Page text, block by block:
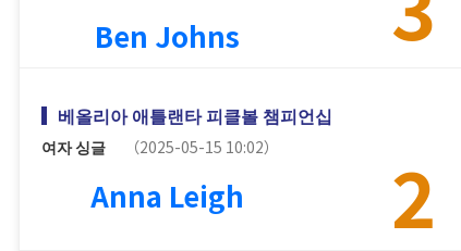
Ben Johns
베올리아 애틀랜타 피클볼 챔피언십
여자 싱글 （2025-05-15 10:02）
Anna Leigh 2